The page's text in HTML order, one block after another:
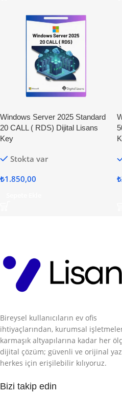
Windows Server 2025 Standard
20 CALL ( RDS) Dijital Lisans
Key
Stokta var
₺1.850,00
₺
Bireysel kullanıcıların ev ofis
ihtiyaçlarından, kurumsal
karmaşık altyapılarına kadar her
dijital çözüm; güvenli ve orijinal
herkes için erişilebilir kılıyoruz.
Bizi takip edin